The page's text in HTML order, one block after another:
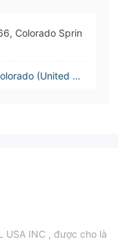
Colorado Sprin
(United St
USA INC , được cho là